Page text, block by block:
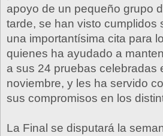
apoyo de un pequeño grupo
tarde, se han visto cumplidos
una importantísima cita para
quienes ha ayudado a
a sus 24 pruebas celebradas
noviembre, y les ha servido
sus compromisos en los
La Final se disputará la